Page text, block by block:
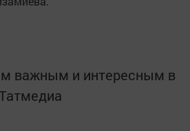
важным и интересным в